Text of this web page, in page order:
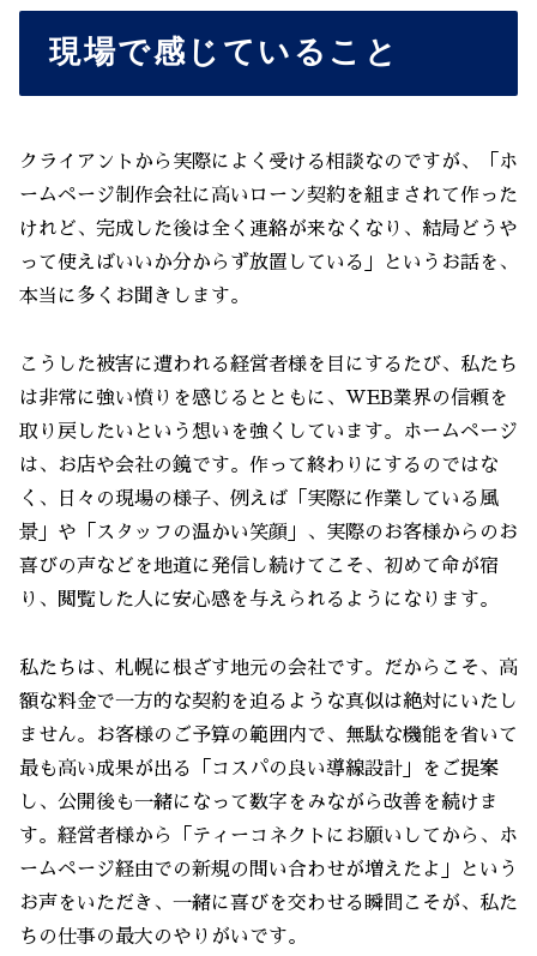
現場で感じていること
クライアントから実際によく受ける相談なのですが、「ホ
ームページ制作会社に高いローン契約を組まされて作った
けれど、完成した後は全く連絡が来なくなり、結局どうや
って使えばいいか分からず放置している」というお話を、
本当に多くお聞きします。
こうした被害に遭われる経営者様を目にするたび、私たち
は非常に強い憤りを感じるとともに、WEB業界の信頼を
取り戻したいという想いを強くしています。ホームページ
は、お店や会社の鏡です。作って終わりにするのではな
く、日々の現場の様子、例えば「実際に作業している風
景」や「スタッフの温かい笑顔」、実際のお客様からのお
喜びの声などを地道に発信し続けてこそ、初めて命が宿
り、閲覧した人に安心感を与えられるようになります。
私たちは、札幌に根ざす地元の会社です。だからこそ、高
額な料金で一方的な契約を迫るような真似は絶対にいたし
ません。お客様のご予算の範囲内で、無駄な機能を省いて
最も高い成果が出る「コスパの良い導線設計」をご提案
し、公開後も一緒になって数字をみながら改善を続けま
す。経営者様から「ティーコネクトにお願いしてから、ホ
ームページ経由での新規の問い合わせが増えたよ」という
お声をいただき、一緒に喜びを交わせる瞬間こそが、私た
ちの仕事の最大のやりがいです。